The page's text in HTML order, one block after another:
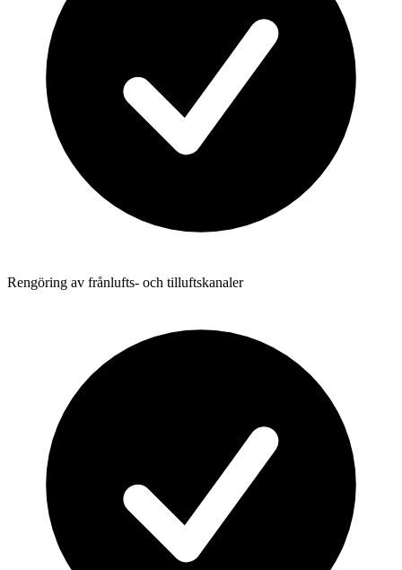
Rengöring av frånlufts- och tilluftskanaler